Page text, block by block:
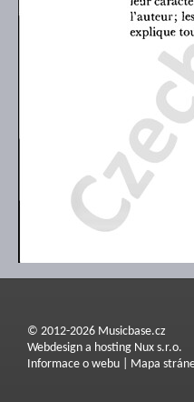
© 2012-2026 Musicbase.cz
Webdesign a hosting Nux s.r.o.
Informace o webu
Mapa